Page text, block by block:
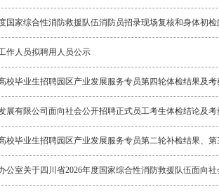
国家综合性消防救援队伍消防员招录现场复核和身体初检
作人员拟聘用人员公示
校毕业生招聘园区产业发展服务专员第四轮体检结果及
展有限公司面向社会公开招聘正式员工考生体检结论及
校毕业生招聘园区产业发展服务专员第二轮补检结果、
公室关于四川省2026年度国家综合性消防救援队伍面向